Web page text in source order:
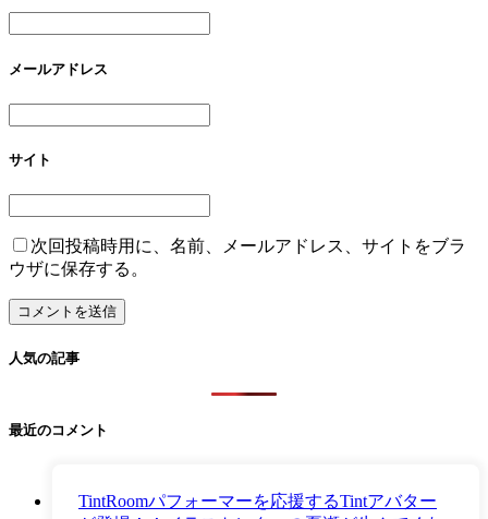
メールアドレス
サイト
次回投稿時用に、名前、メールアドレス、サイトをブラ
ウザに保存する。
人気の記事
最近のコメント
TintRoomパフォーマーを応援するTintアバター